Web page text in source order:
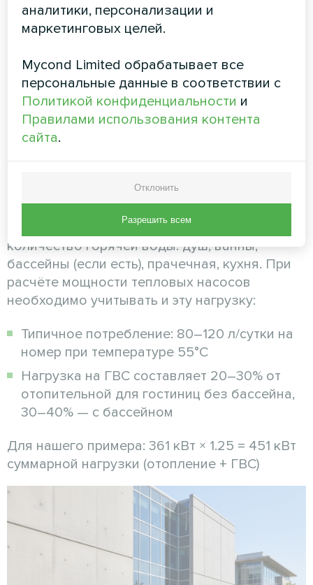
воздухообмена и больших окон)
Душанбе:
Отель на 120 номеров × 25 м²/номер = 3000
м² + общественные зоны 800 м² = 3800 м² ×
95 Вт/м² = 361 кВт базовой нагрузки
Гостиницы потребляют значительное
количество горячей воды: душ, ванны,
бассейны (если есть), прачечная, кухня. При
расчёте мощности тепловых насосов
необходимо учитывать и эту нагрузку:
Типичное потребление: 80–120 л/сутки на
номер при температуре 55°C
Нагрузка на ГВС составляет 20–30% от
отопительной для гостиниц без бассейна,
30–40% — с бассейном
Для нашего примера: 361 кВт × 1.25 = 451 кВт
суммарной нагрузки (отопление + ГВС)
аналитики, персонализации и
маркетинговых целей.
Mycond Limited обрабатывает все
персональные данные в соответствии с
Политикой конфиденциальности и
Правилами использования контента
сайта.
Отклонить
Разрешить всем